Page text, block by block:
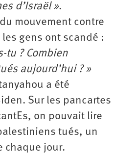
d’Israël ».
mouvement contre
gens ont scandé :
tu ? Combien
aujourd’hui ? »
a été
Sur les pancartes
on pouvait lire
tués, un
chaque jour.